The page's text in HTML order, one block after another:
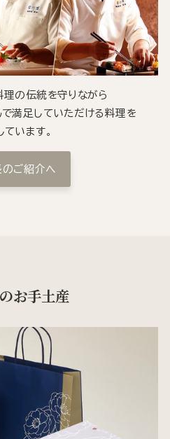
の伝統を守りながら
満足していただける料理を
ています。
のご紹介へ
お手土産